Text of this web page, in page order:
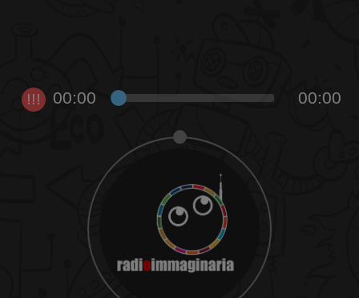
!!! 00:00 00:00